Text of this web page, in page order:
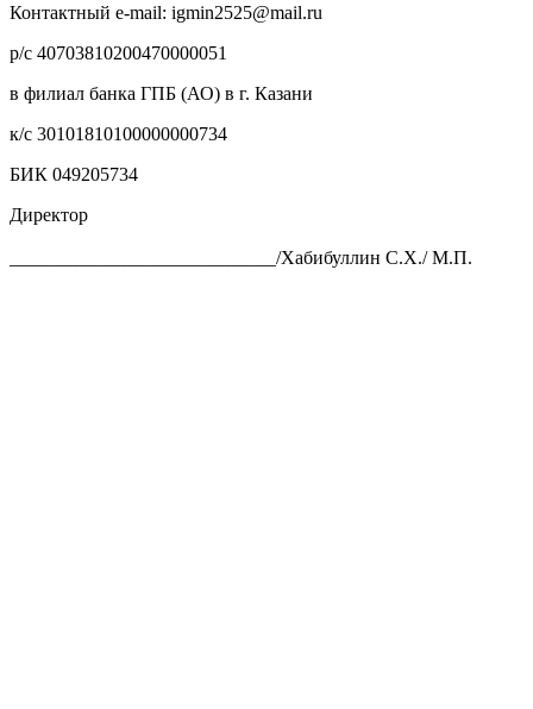
Контактный e-mail: igmin2525@mail.ru
р/с 40703810200470000051
в филиал банка ГПБ (АО) в г. Казани
к/с 30101810100000000734
БИК 049205734
Директор
____________________________/Хабибуллин С.Х./ М.П.